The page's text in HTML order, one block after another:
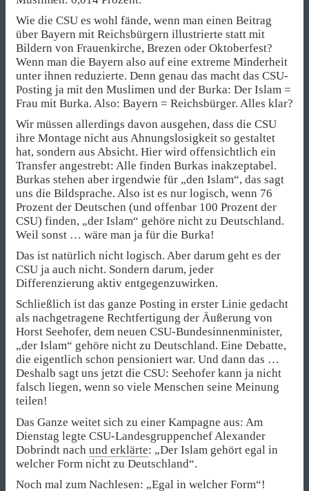
Wie die CSU es wohl fände, wenn man einen Beitrag
über Bayern mit Reichsbürgern illustrierte statt mit
Bildern von Frauenkirche, Brezen oder Oktoberfest?
Wenn man die Bayern also auf eine extreme Minderheit
unter ihnen reduzierte. Denn genau das macht das CSU-
Posting ja mit den Muslimen und der Burka: Der Islam =
Frau mit Burka. Also: Bayern = Reichsbürger. Alles klar?
Wir müssen allerdings davon ausgehen, dass die CSU
ihre Montage nicht aus Ahnungslosigkeit so gestaltet
hat, sondern aus Absicht. Hier wird offensichtlich ein
Transfer angestrebt: Alle finden Burkas inakzeptabel.
Burkas stehen aber irgendwie für „den Islam“, das sagt
uns die Bildsprache. Also ist es nur logisch, wenn 76
Prozent der Deutschen (und offenbar 100 Prozent der
CSU) finden, „der Islam“ gehöre nicht zu Deutschland.
Weil sonst … wäre man ja für die Burka!
Das ist natürlich nicht logisch. Aber darum geht es der
CSU ja auch nicht. Sondern darum, jeder
Differenzierung aktiv entgegenzuwirken.
Schließlich ist das ganze Posting in erster Linie gedacht
als nachgetragene Rechtfertigung der Äußerung von
Horst Seehofer, dem neuen CSU-Bundesinnenminister,
„der Islam“ gehöre nicht zu Deutschland. Eine Debatte,
die eigentlich schon pensioniert war. Und dann das …
Deshalb sagt uns jetzt die CSU: Seehofer kann ja nicht
falsch liegen, wenn so viele Menschen seine Meinung
teilen!
Das Ganze weitet sich zu einer Kampagne aus: Am
Dienstag legte CSU-Landesgruppenchef Alexander
Dobrindt nach und erklärte: „Der Islam gehört egal in
welcher Form nicht zu Deutschland“.
Noch mal zum Nachlesen: „Egal in welcher Form“!